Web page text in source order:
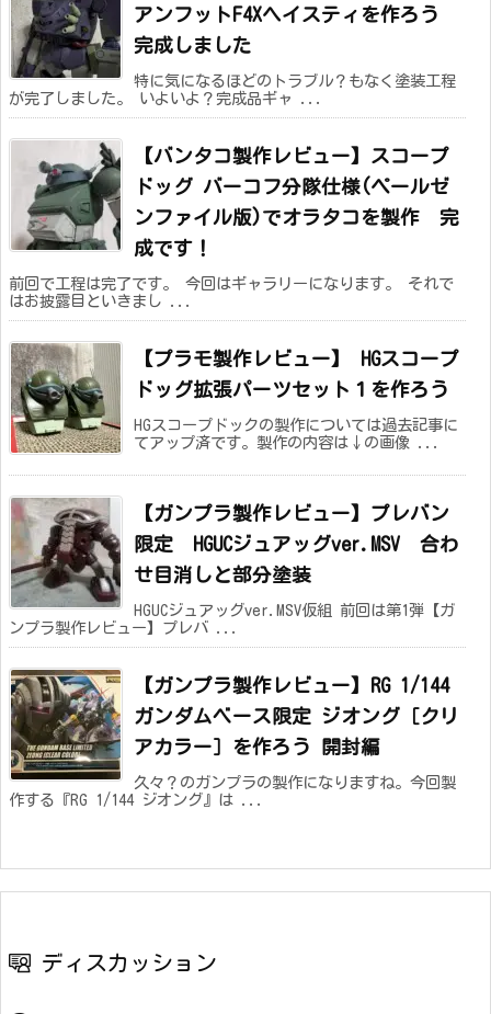
アンフットF4Xヘイスティを作ろう
完成しました
特に気になるほどのトラブル？もなく塗装工程
が完了しました。 いよいよ？完成品ギャ ...
【バンタコ製作レビュー】スコープ
ドッグ バーコフ分隊仕様(ペールゼ
ンファイル版)でオラタコを製作 完
成です！
前回で工程は完了です。 今回はギャラリーになります。 それで
はお披露目といきまし ...
【プラモ製作レビュー】 HGスコープ
ドッグ拡張パーツセット１を作ろう
HGスコープドックの製作については過去記事に
てアップ済です。製作の内容は↓の画像 ...
【ガンプラ製作レビュー】プレバン
限定 HGUCジュアッグver.MSV 合わ
せ目消しと部分塗装
HGUCジュアッグver.MSV仮組 前回は第1弾【ガ
ンプラ製作レビュー】プレバ ...
【ガンプラ製作レビュー】RG 1/144
ガンダムベース限定 ジオング［クリ
アカラー］を作ろう 開封編
久々？のガンプラの製作になりますね。今回製
作する『RG 1/144 ジオング』は ...
ディスカッション